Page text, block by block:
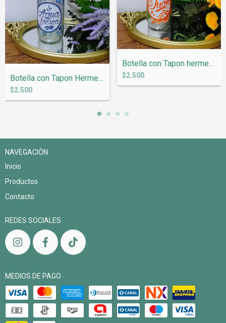
Botella con Tapon Hermetico 1 litro &quo...
$2.500
Botella con Tapon hermetico 1 litro &quo...
$2.500
NAVEGACIÓN
Inicio
Productos
Contacto
REDES SOCIALES
MEDIOS DE PAGO